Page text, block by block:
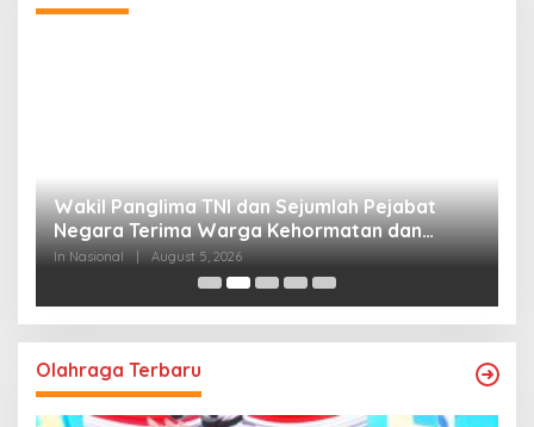
Wakil Panglima TNI dan Sejumlah Pejabat
Negara Terima Warga Kehormatan dan
Brevet Korps Marinir
In Nasional August 5, 2026
Olahraga Terbaru